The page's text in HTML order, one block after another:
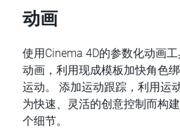
动画
使用Cinema 4D的参数化动画
动画，利用现成模板加快角色
运动。 添加运动跟踪，利用运
为快速、灵活的创意控制而构
个细节。